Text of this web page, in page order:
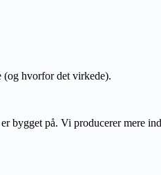
bygget på. Vi producerer mere